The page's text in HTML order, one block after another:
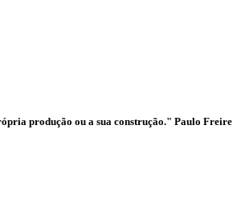
produção ou a sua construção." Paulo Freire